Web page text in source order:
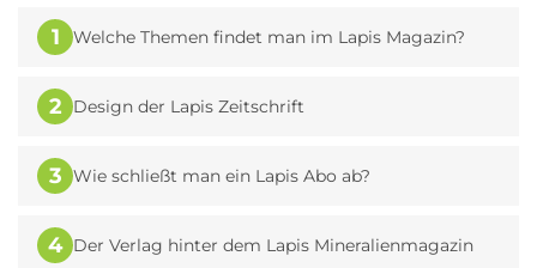
1 Welche Themen findet man im Lapis Magazin?
2 Design der Lapis Zeitschrift
3 Wie schließt man ein Lapis Abo ab?
4 Der Verlag hinter dem Lapis Mineralienmagazin